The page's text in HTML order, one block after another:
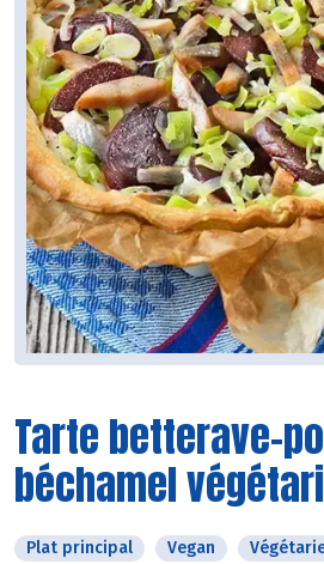
Tarte betterave-
béchamel
Plat principal Vegan